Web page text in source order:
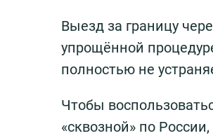
Выезд за границу
упрощённой
полностью не
Чтобы
«сквозной» по